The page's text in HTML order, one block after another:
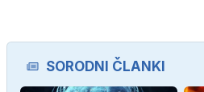
SORODNI ČLANKI